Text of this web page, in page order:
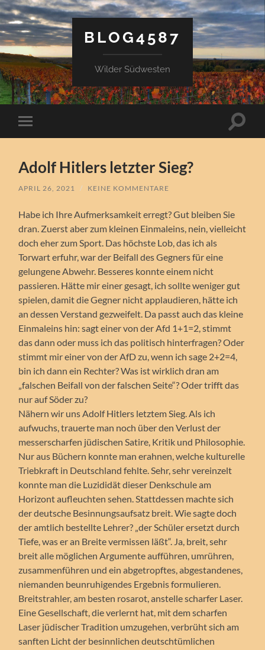
BLOG4587
Wilder Südwesten
Mobile-
Menü
Adolf Hitlers letzter Sieg?
APRIL 26, 2021 / KEINE KOMMENTARE
Habe ich Ihre Aufmerksamkeit erregt? Gut bleiben Sie
dran. Zuerst aber zum kleinen Einmaleins, nein, vielleicht
doch eher zum Sport. Das höchste Lob, das ich als
Torwart erfuhr, war der Beifall des Gegners für eine
gelungene Abwehr. Besseres konnte einem nicht
passieren. Hätte mir einer gesagt, ich sollte weniger gut
spielen, damit die Gegner nicht applaudieren, hätte ich
an dessen Verstand gezweifelt. Da passt auch das kleine
Einmaleins hin: sagt einer von der Afd 1+1=2, stimmt
das dann oder muss ich das politisch hinterfragen? Oder
stimmt mir einer von der AfD zu, wenn ich sage 2+2=4,
bin ich dann ein Rechter? Was ist wirklich dran am
„falschen Beifall von der falschen Seite“? Oder trifft das
nur auf Söder zu?
Nähern wir uns Adolf Hitlers letztem Sieg. Als ich
aufwuchs, trauerte man noch über den Verlust der
messerscharfen jüdischen Satire, Kritik und Philosophie.
Nur aus Büchern konnte man erahnen, welche kulturelle
Triebkraft in Deutschland fehlte. Sehr, sehr vereinzelt
konnte man die Luzididät dieser Denkschule am
Horizont aufleuchten sehen. Stattdessen machte sich
der deutsche Besinnungsaufsatz breit. Wie sagte doch
der amtlich bestellte Lehrer? „der Schüler ersetzt durch
Tiefe, was er an Breite vermissen läßt“. Ja, breit, sehr
breit alle möglichen Argumente aufführen, umrühren,
zusammenführen und ein abgetropftes, abgestandenes,
niemanden beunruhigendes Ergebnis formulieren.
Breitstrahler, am besten rosarot, anstelle scharfer Laser.
Eine Gesellschaft, die verlernt hat, mit dem scharfen
Laser jüdischer Tradition umzugehen, verbrüht sich am
sanften Licht der besinnlichen deutschtümlichen